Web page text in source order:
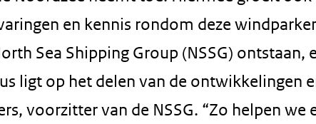
en kennis rondom deze
Sea Shipping Group (NSSG) ontstaan,
ligt op het delen van de ontwikkelingen
voorzitter van de NSSG. “Zo helpen we